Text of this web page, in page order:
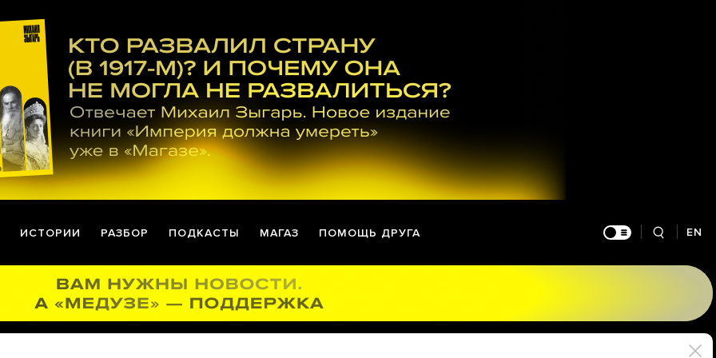
ИСТОРИИ РАЗБОР ПОДКАСТЫ МАГАЗ ПОМОЩЬ ДРУГА EN